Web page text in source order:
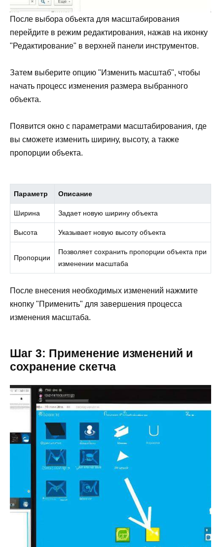
После выбора объекта для масштабирования
перейдите в режим редактирования, нажав на иконку
"Редактирование" в верхней панели инструментов.
Затем выберите опцию "Изменить масштаб", чтобы
начать процесс изменения размера выбранного
объекта.
Появится окно с параметрами масштабирования, где
вы сможете изменить ширину, высоту, а также
пропорции объекта.
Параметр Описание
Ширина Задает новую ширину объекта
Высота Указывает новую высоту объекта
Пропорции
Позволяет сохранить пропорции объекта при
изменении масштаба
После внесения необходимых изменений нажмите
кнопку "Применить" для завершения процесса
изменения масштаба.
Шаг 3: Применение изменений и
сохранение скетча